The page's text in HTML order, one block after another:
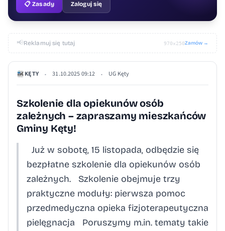
📋 Zasady
Zaloguj się
📢Reklamuj się tutaj 970×250Zamów →
KĘTY • 31.10.2025 09:12 • UG Kęty
Szkolenie dla opiekunów osób
zależnych – zapraszamy mieszkańców
Gminy Kęty!
Już w sobotę, 15 listopada, odbędzie się
bezpłatne szkolenie dla opiekunów osób
zależnych. Szkolenie obejmuje trzy
praktyczne moduły: pierwsza pomoc
przedmedyczna opieka fizjoterapeutyczna
pielęgnacja Poruszymy m.in. tematy takie